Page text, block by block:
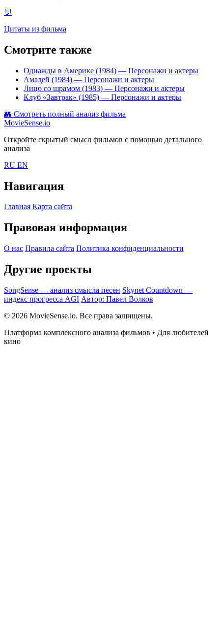
💬
Цитаты из фильма
Смотрите также
Однажды в Америке (1984) — Персонажи и актеры
Амадей (1984) — Персонажи и актеры
Лицо со шрамом (1983) — Персонажи и актеры
Клуб «Завтрак» (1985) — Персонажи и актеры
👥 Смотреть полный анализ фильма
MovieSense.io
Откройте скрытый смысл фильмов с помощью детального
анализа
RU EN
Навигация
Главная Карта сайта
Правовая информация
О нас Правила сайта Политика конфиденциальности
Другие проекты
SongSense — анализ смысла песен Skynet Countdown —
индекс прогресса AGI Автор: Павел Волков
© 2026 MovieSense.io. Все права защищены.
Платформа комплексного анализа фильмов • Для любителей
кино